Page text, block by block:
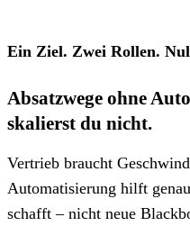
Ein Ziel. Zwei Rollen.
Absatzwege ohne
skalierst du nicht.
Vertrieb braucht
Automatisierung hilft
schafft – nicht neue